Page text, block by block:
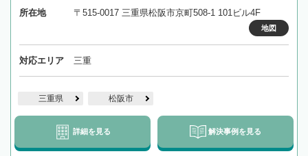
所在地 〒515-0017 三重県松阪市京町508-1 101ビル4F
地図
対応エリア 三重
三重県 松阪市
詳細を見る 解決事例を見る